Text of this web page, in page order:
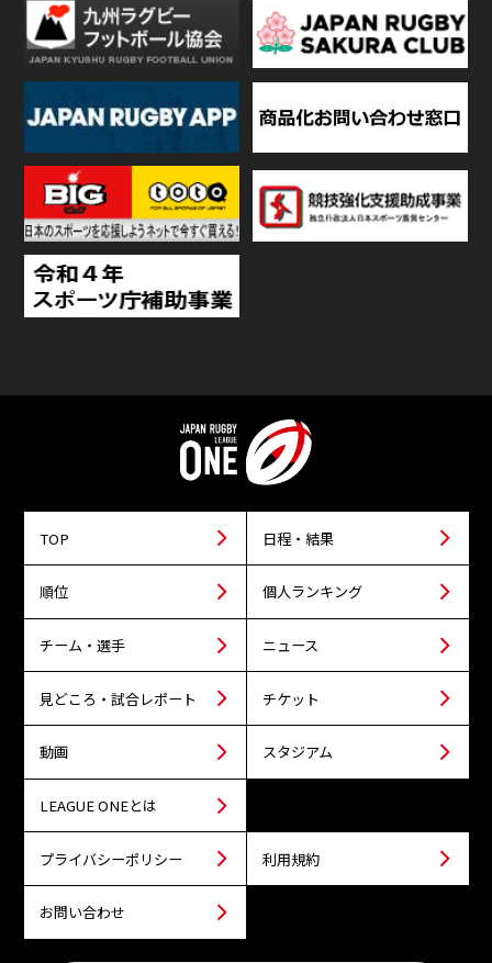
TOP 日程・結果
順位 個人ランキング
チーム・選手 ニュース
見どころ・試合レポート チケット
動画 スタジアム
LEAGUE ONEとは
プライバシーポリシー 利用規約
お問い合わせ